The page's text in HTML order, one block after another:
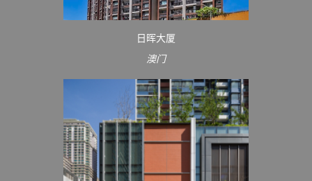
日晖大厦
澳门